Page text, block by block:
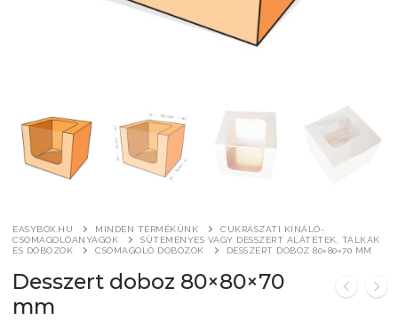
Alátétek, tálcák és tálkák
Tortaalátét, dekli, tortadoboz
Szögletes tortaalátétek
Tortadobozok
Bonbon dobozok
Makaron csomagolás
Átlátszó hengeres dobozok
Fagylalt, kürtős és waffletölcsérek
Pizza csomagolás
Tölcsérek
Szendvics-csomagolás
Wrap, tortilla, gyros csomagolás
Kereskedelem
Reklám és hirdetési eszközök
Gipszöntő formák
Névre szóló céges ajándék
TELJES TERMÉKLISTA
EASYBOX.HU MINDEN TERMÉKÜNK
CUKRÁSZATI KÍNÁLÓ-
CSOMAGOLÓANYAGOK
SÜTEMÉNYES VAGY DESSZERT ALÁTÉTEK, TÁLKÁK
ÉS DOBOZOK
CSOMAGOLÓ DOBOZOK DESSZERT DOBOZ 80×80×70 MM
Desszert doboz 80×80×70
mm